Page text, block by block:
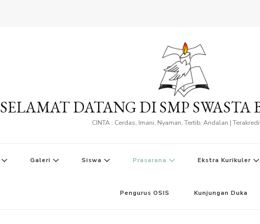
SELAMAT DATANG DI SMP
CINTA : Cerdas, Imani, Nyaman, Tertib, Andalan |
Galeri Siswa Prasarana Ekstra Kurikuler
Pengurus OSIS Kunjungan Duka